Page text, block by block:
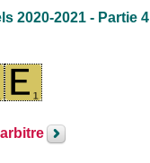
2020-2021 - Partie 4